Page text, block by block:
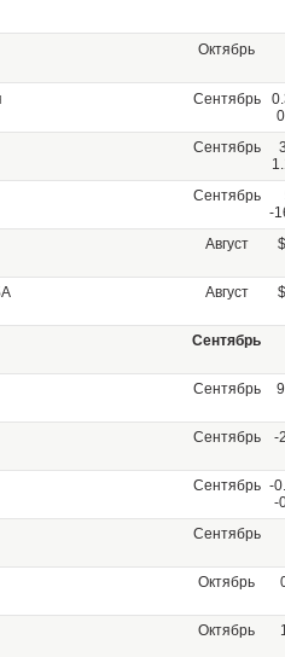
Октябрь
Сентябрь
Сентябрь
Сентябрь
-
Август
Август
Сентябрь
Сентябрь
Сентябрь -
Сентябрь -
-
Сентябрь
Октябрь
Октябрь